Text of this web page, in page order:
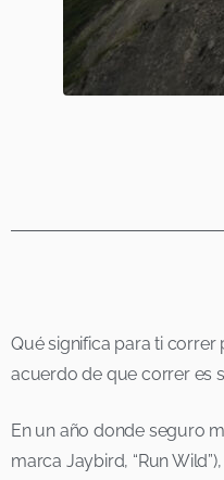
Qué significa para ti
acuerdo de que correr es
En un año donde seguro
marca Jaybird, “Run